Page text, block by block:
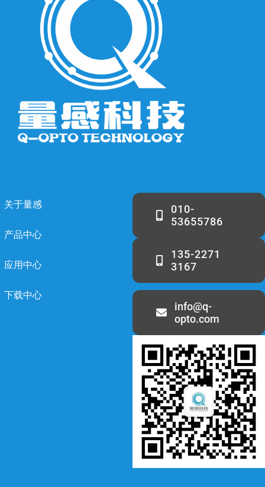
关于量感
产品中心
应用中心
下载中心
010-
53655786
135-2271
3167
info@q-
opto.com